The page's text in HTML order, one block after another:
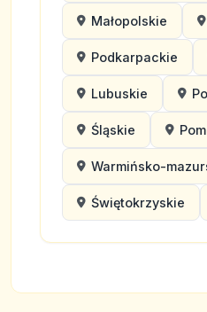
Małopolskie
Podkarpackie
Lubuskie
Śląskie
Warmińsko-
Świętokrzyskie